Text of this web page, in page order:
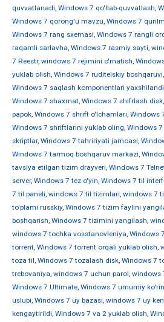
quvvatlanadi, Windows 7 qo'llab-quvvatlash,
Windows 7 qorong'u mavzu, Windows 7
Windows 7 rang sxemasi, Windows 7 rangli
raqamli sarlavha, Windows 7 rasmiy sayti,
7 Reestr, windows 7 rejimini o'rnatish,
yuklab olish, Windows 7 ruditelskiy boshqaruvi,
Windows 7 saqlash komponentlari yaxshilandi
Windows 7 shaxmat, Windows 7 shifrlash disk,
papok, Windows 7 shrift o'lchamlari, Windows
Windows 7 shriftlarini yuklab oling, Windows
skriptlar, Windows 7 tahririyati jamoasi,
Windows 7 tarmoq boshqaruv markazi,
tavsiya etilgan tizim drayveri, Windows 7
server, Windows 7 tez o'yin, Windows 7 til
7 til paneli, windows 7 til tizimlari, windows 7
to'plami russkiy, Windows 7 tizim faylini
boshqarish, Windows 7 tizimini yangilash,
windows 7 tochka vosstanovleniya, Windows
torrent, Windows 7 torrent orqali yuklab olish,
toza til, Windows 7 tozalash disk, Windows 7
trebovaniya, windows 7 uchun parol, windows
Windows 7 Ultimate, Windows 7 umumiy
uslubi, Windows 7 uy bazasi, windows 7 uy
kengaytirildi, Windows 7 va 2 yuklab olish,